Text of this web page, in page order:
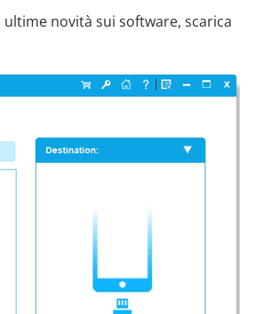
novità sui software, scarica